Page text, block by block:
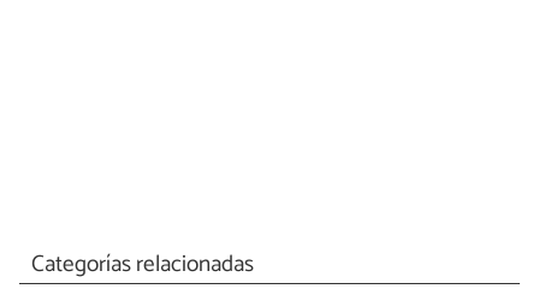
Categorías relacionadas